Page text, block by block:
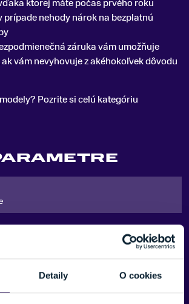
Detaily O cookies
ktorej máte počas prvého roku
prípade nehody nárok na bezplatnú
záruka vám umožňuje
vám nevyhovuje z akéhokoľvek dôvodu
Pozrite si celú kategóriu
VEĽKOSTI